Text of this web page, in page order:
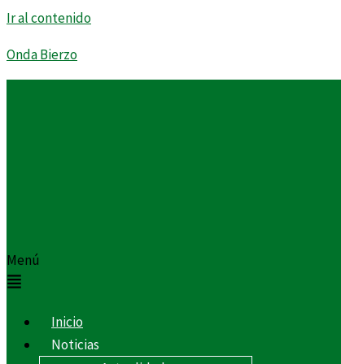
Ir al contenido
Onda Bierzo
Menú
Inicio
Noticias